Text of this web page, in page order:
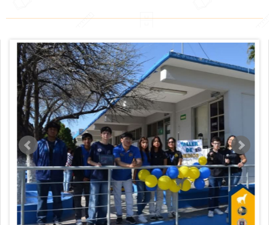
Servicios
Difusión
Contacto